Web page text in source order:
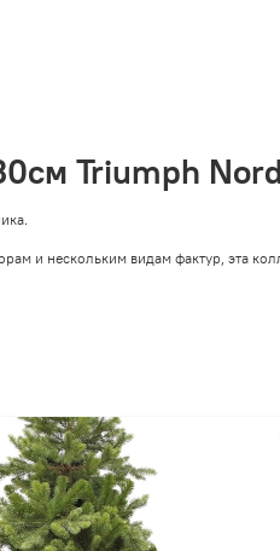
Triumph Nord
и нескольким видам фактур, эта